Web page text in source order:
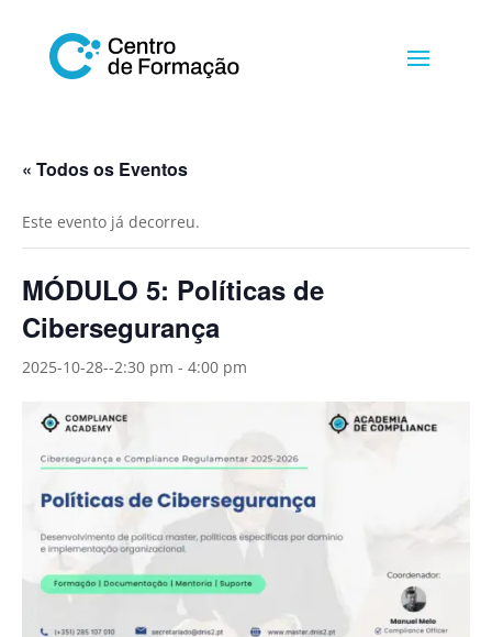
« Todos os Eventos
Este evento já decorreu.
MÓDULO 5: Políticas de
Cibersegurança
2025-10-28--2:30 pm - 4:00 pm